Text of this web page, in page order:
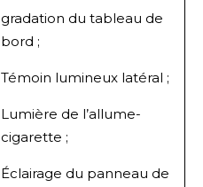
gradation du tableau de
bord ;
Témoin lumineux latéral ;
Lumière de l’allume-
cigarette ;
Éclairage du panneau de